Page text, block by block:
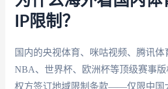
IP限制？
国内的央视体育、咪咕视频、腾讯体
NBA、世界杯、欧洲杯等顶级赛事
权方签订地域限制条款——仅限中国